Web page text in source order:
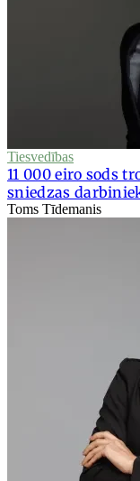
Tiesvedības
11 000 eiro sods
sniedzas
Toms Tīdemanis